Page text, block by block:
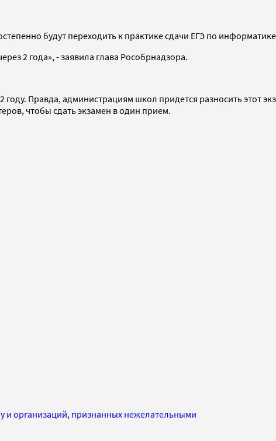
будут переходить к практике сдачи ЕГЭ по
2 года», - заявила глава Рособрнадзора.
Правда, администрациям школ придется разносить этот
чтобы сдать экзамен в один прием.
и организаций, признанных нежелательными